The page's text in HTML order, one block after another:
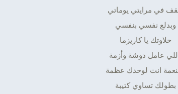
في مرايتي يوماتي
وبدلع نفسي بنفسي
حلاوتك يا كاريزما
عامل دوشة وأزمة
انت لوحدك عظمة
بطولك تساوي كتيبة